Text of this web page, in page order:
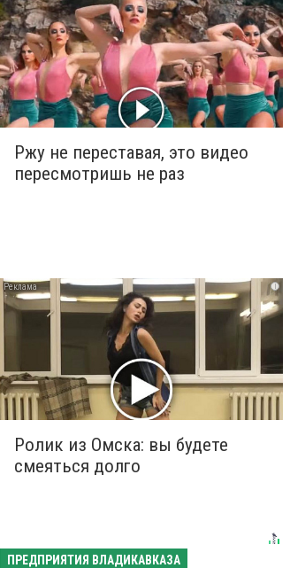
Ржу не переставая, это видео
пересмотришь не раз
i
Ролик из Омска: вы будете
смеяться долго
ПРЕДПРИЯТИЯ ВЛАДИКАВКАЗА